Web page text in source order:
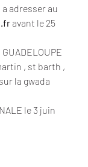
adresser au
avant le 25
, st barth ,
la gwada
le 3 juin